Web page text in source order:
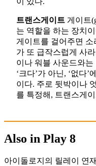
트랜스게이트 게이트
는 역할을 하는 장치
게이트를 걸어주면
가 또 급작스럽게 사
이나 워블 사운드와는
‘크다’가 아닌, ‘없다’
이다. 주로 뒷박이나
를 특정해, 트랜스게
Also in Play 8
아이돌로지의 릴레이 연